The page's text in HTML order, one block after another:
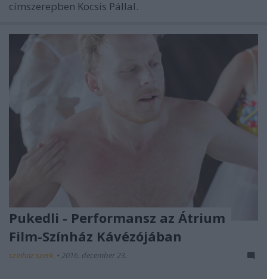
címszerepben Kocsis Pállal.
Pukedli - Performansz az Átrium
Film-Színház Kávézójában
szinhaz szerk. • 2016. december 23.